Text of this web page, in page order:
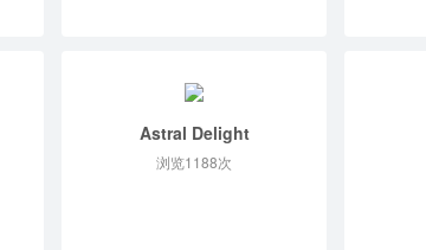
Astral Delight
浏览1188次